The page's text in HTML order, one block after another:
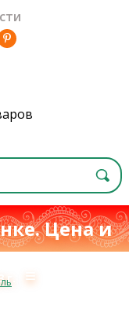
Цена и
≡